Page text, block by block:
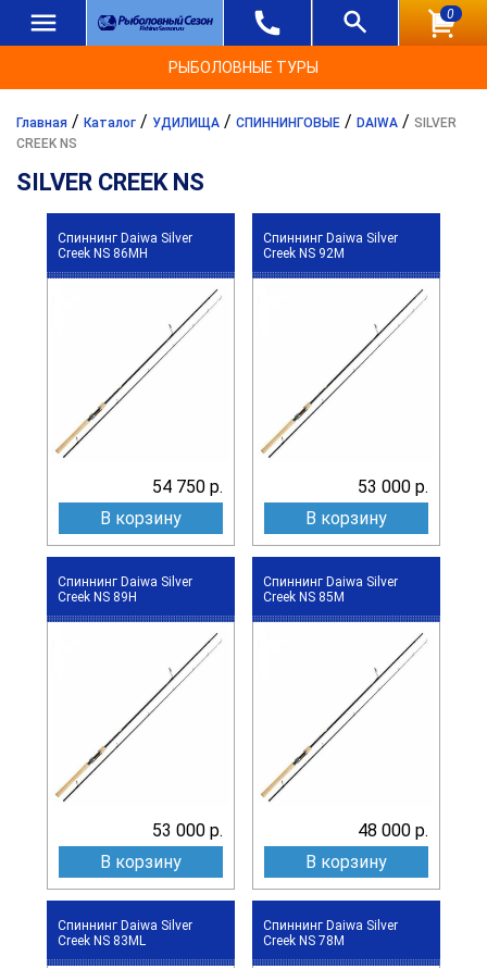
0
РЫБОЛОВНЫЕ ТУРЫ
Главная / Каталог / УДИЛИЩА / СПИННИНГОВЫЕ / DAIWA / SILVER
CREEK NS
SILVER CREEK NS
Спиннинг Daiwa Silver
Creek NS 86MH
54 750 р.
В корзину
Спиннинг Daiwa Silver
Creek NS 92M
53 000 р.
В корзину
Спиннинг Daiwa Silver
Creek NS 89H
53 000 р.
В корзину
Спиннинг Daiwa Silver
Creek NS 85M
48 000 р.
В корзину
Спиннинг Daiwa Silver
Creek NS 83ML
Спиннинг Daiwa Silver
Creek NS 78M